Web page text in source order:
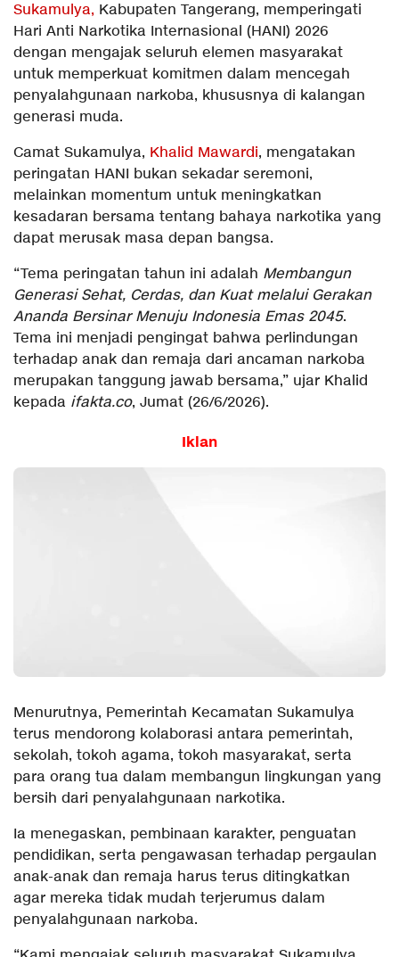
Sukamulya, Kabupaten Tangerang, memperingati
Hari Anti Narkotika Internasional (HANI) 2026
dengan mengajak seluruh elemen masyarakat
untuk memperkuat komitmen dalam mencegah
penyalahgunaan narkoba, khususnya di kalangan
generasi muda.
Camat Sukamulya, Khalid Mawardi, mengatakan
peringatan HANI bukan sekadar seremoni,
melainkan momentum untuk meningkatkan
kesadaran bersama tentang bahaya narkotika yang
dapat merusak masa depan bangsa.
“Tema peringatan tahun ini adalah Membangun
Generasi Sehat, Cerdas, dan Kuat melalui Gerakan
Ananda Bersinar Menuju Indonesia Emas 2045.
Tema ini menjadi pengingat bahwa perlindungan
terhadap anak dan remaja dari ancaman narkoba
merupakan tanggung jawab bersama,” ujar Khalid
kepada ifakta.co, Jumat (26/6/2026).
Iklan
Menurutnya, Pemerintah Kecamatan Sukamulya
terus mendorong kolaborasi antara pemerintah,
sekolah, tokoh agama, tokoh masyarakat, serta
para orang tua dalam membangun lingkungan yang
bersih dari penyalahgunaan narkotika.
Ia menegaskan, pembinaan karakter, penguatan
pendidikan, serta pengawasan terhadap pergaulan
anak-anak dan remaja harus terus ditingkatkan
agar mereka tidak mudah terjerumus dalam
penyalahgunaan narkoba.